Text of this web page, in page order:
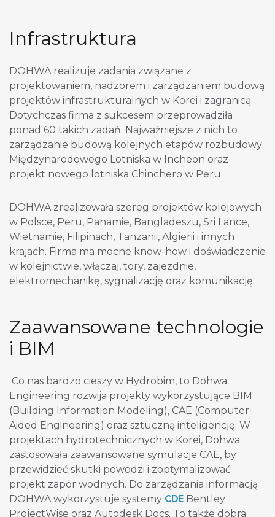
Infrastruktura
DOHWA realizuje zadania związane z
projektowaniem, nadzorem i zarządzaniem budową
projektów infrastrukturalnych w Korei i zagranicą.
Dotychczas firma z sukcesem przeprowadziła
ponad 60 takich zadań. Najważniejsze z nich to
zarządzanie budową kolejnych etapów rozbudowy
Międzynarodowego Lotniska w Incheon oraz
projekt nowego lotniska Chinchero w Peru.
DOHWA zrealizowała szereg projektów kolejowych
w Polsce, Peru, Panamie, Bangladeszu, Sri Lance,
Wietnamie, Filipinach, Tanzanii, Algierii i innych
krajach. Firma ma mocne know-how i doświadczenie
w kolejnictwie, włączaj, tory, zajezdnie,
elektromechanikę, sygnalizację oraz komunikację.
Zaawansowane technologie
i BIM
Co nas bardzo cieszy w Hydrobim, to Dohwa
Engineering rozwija projekty wykorzystujące BIM
(Building Information Modeling), CAE (Computer-
Aided Engineering) oraz sztuczną inteligencję. W
projektach hydrotechnicznych w Korei, Dohwa
zastosowała zaawansowane symulacje CAE, by
przewidzieć skutki powodzi i zoptymalizować
projekt zapór wodnych. Do zarządzania informacją
DOHWA wykorzystuje systemy CDE Bentley
ProjectWise oraz Autodesk Docs. To także dobra